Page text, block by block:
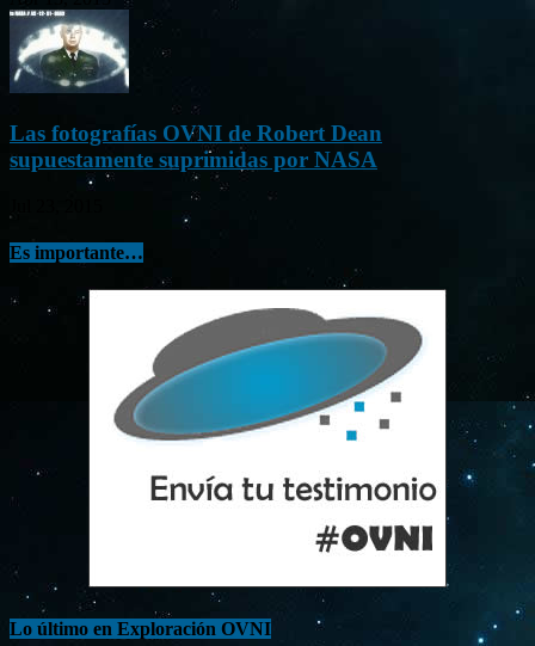
Las fotografías OVNI de Robert Dean
supuestamente suprimidas por NASA
Es importante…
Lo último en Exploración OVNI